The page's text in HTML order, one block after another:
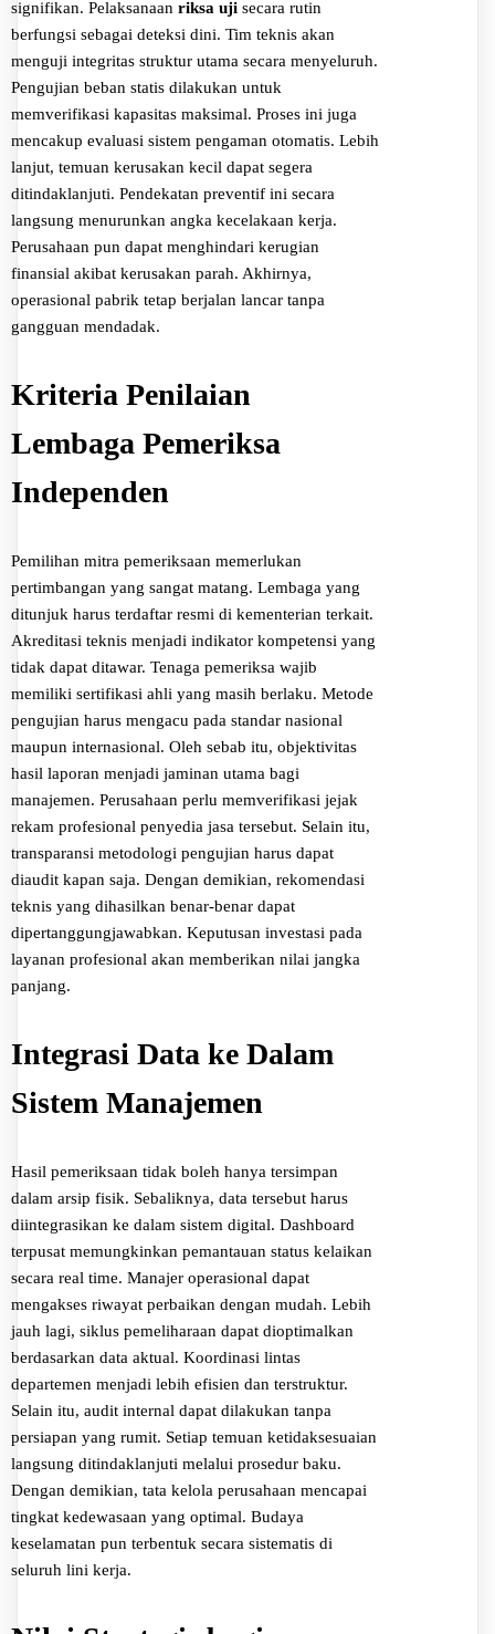
signifikan. Pelaksanaan riksa uji secara rutin
berfungsi sebagai deteksi dini. Tim teknis akan
menguji integritas struktur utama secara menyeluruh.
Pengujian beban statis dilakukan untuk
memverifikasi kapasitas maksimal. Proses ini juga
mencakup evaluasi sistem pengaman otomatis. Lebih
lanjut, temuan kerusakan kecil dapat segera
ditindaklanjuti. Pendekatan preventif ini secara
langsung menurunkan angka kecelakaan kerja.
Perusahaan pun dapat menghindari kerugian
finansial akibat kerusakan parah. Akhirnya,
operasional pabrik tetap berjalan lancar tanpa
gangguan mendadak.
Kriteria Penilaian
Lembaga Pemeriksa
Independen
Pemilihan mitra pemeriksaan memerlukan
pertimbangan yang sangat matang. Lembaga yang
ditunjuk harus terdaftar resmi di kementerian terkait.
Akreditasi teknis menjadi indikator kompetensi yang
tidak dapat ditawar. Tenaga pemeriksa wajib
memiliki sertifikasi ahli yang masih berlaku. Metode
pengujian harus mengacu pada standar nasional
maupun internasional. Oleh sebab itu, objektivitas
hasil laporan menjadi jaminan utama bagi
manajemen. Perusahaan perlu memverifikasi jejak
rekam profesional penyedia jasa tersebut. Selain itu,
transparansi metodologi pengujian harus dapat
diaudit kapan saja. Dengan demikian, rekomendasi
teknis yang dihasilkan benar-benar dapat
dipertanggungjawabkan. Keputusan investasi pada
layanan profesional akan memberikan nilai jangka
panjang.
Integrasi Data ke Dalam
Sistem Manajemen
Hasil pemeriksaan tidak boleh hanya tersimpan
dalam arsip fisik. Sebaliknya, data tersebut harus
diintegrasikan ke dalam sistem digital. Dashboard
terpusat memungkinkan pemantauan status kelaikan
secara real time. Manajer operasional dapat
mengakses riwayat perbaikan dengan mudah. Lebih
jauh lagi, siklus pemeliharaan dapat dioptimalkan
berdasarkan data aktual. Koordinasi lintas
departemen menjadi lebih efisien dan terstruktur.
Selain itu, audit internal dapat dilakukan tanpa
persiapan yang rumit. Setiap temuan ketidaksesuaian
langsung ditindaklanjuti melalui prosedur baku.
Dengan demikian, tata kelola perusahaan mencapai
tingkat kedewasaan yang optimal. Budaya
keselamatan pun terbentuk secara sistematis di
seluruh lini kerja.